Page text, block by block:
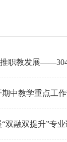
职教发展
中教学重点工
双融双提升”专